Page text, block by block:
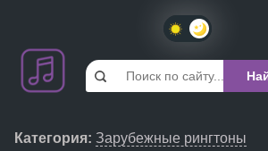
Категория: Зарубежные рингтоны